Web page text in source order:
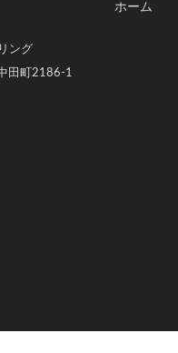
ホーム
ング
田町2186-1